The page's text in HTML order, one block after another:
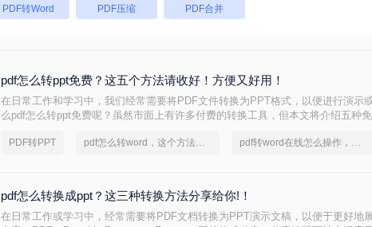
PDF转Word PDF压缩 PDF合并
pdf怎么转ppt免费？这五个方法请收好！方便又好用！
在日常工作和学习中，我们经常需要将PDF文件转换为PPT格式，以便进行演示
么pdf怎么转ppt免费呢？虽然市面上有许多付费的转换工具，但本文将介绍五种免
PDF转PPT pdf怎么转word，这个方法简单又方便 pdf转word在线怎么操作，这个方法简单又方便
pdf怎么转换成ppt？这三种转换方法分享给你!！
在日常工作或学习中，经常需要将PDF文档转换为PPT演示文稿，以便于更好地